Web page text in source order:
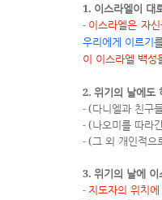
1. 이스라엘이 대
- 이스라엘은 자
우리에게 이르기
이 이스라엘 백성
2. 위기의 날에도
- (다니엘과 친구
- (나오미를 따라
- (그 외 개인적으
3. 위기의 날에 이
- 지도자의 위치